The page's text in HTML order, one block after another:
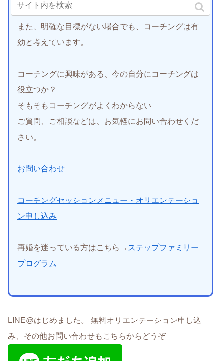
ありません。
また、明確な目標がない場合でも、コーチングは有
効と考えています。
コーチングに興味がある、今の自分にコーチングは
役立つか？
そもそもコーチングがよくわからない
ご質問、ご相談などは、お気軽にお問い合わせくだ
さい。
お問い合わせ
コーチングセッションメニュー・オリエンテーショ
ン申し込み
再婚を迷っている方はこちら→ ステップファミリー
プログラム
LINE@はじめました。 無料オリエンテーション申し込
み、その他お問い合わせもこちらからどうぞ